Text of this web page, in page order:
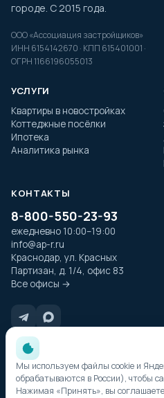
городе. С 2015 года.
ООО «Ассоциация застройщиков»
ИНН 6154142670 · КПП 615401001 ·
ОГРН 1166196055013
УСЛУГИ
Квартиры в новостройках
Коттеджные посёлки
Ипотека
Аналитика рынка
КОНТАКТЫ
8-800-550-23-93
ежедневно 10:00–19:00
info@ap-r.ru
Краснодар, ул. Красных
Партизан, д. 1/4, офис 83
Все офисы →
Цены, планировки и характеристики
на сайте, носят информационный
определяемой положениями статьи 437
стоимость и условия приобретения
Мы используем файлы cookie и
обрабатываются в России), чтобы
Нажимая «Принять», вы